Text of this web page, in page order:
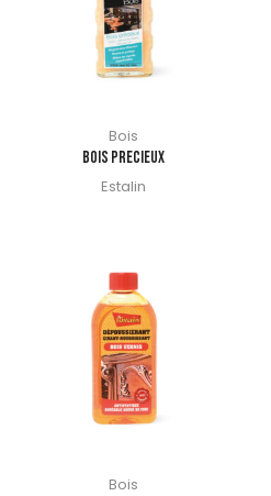
Bois
BOIS PRECIEUX
Estalin
Bois